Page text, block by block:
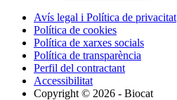
Avís legal i Política de privacitat
Política de cookies
Política de xarxes socials
Política de transparència
Perfil del contractant
Accessibilitat
Copyright © 2026 - Biocat